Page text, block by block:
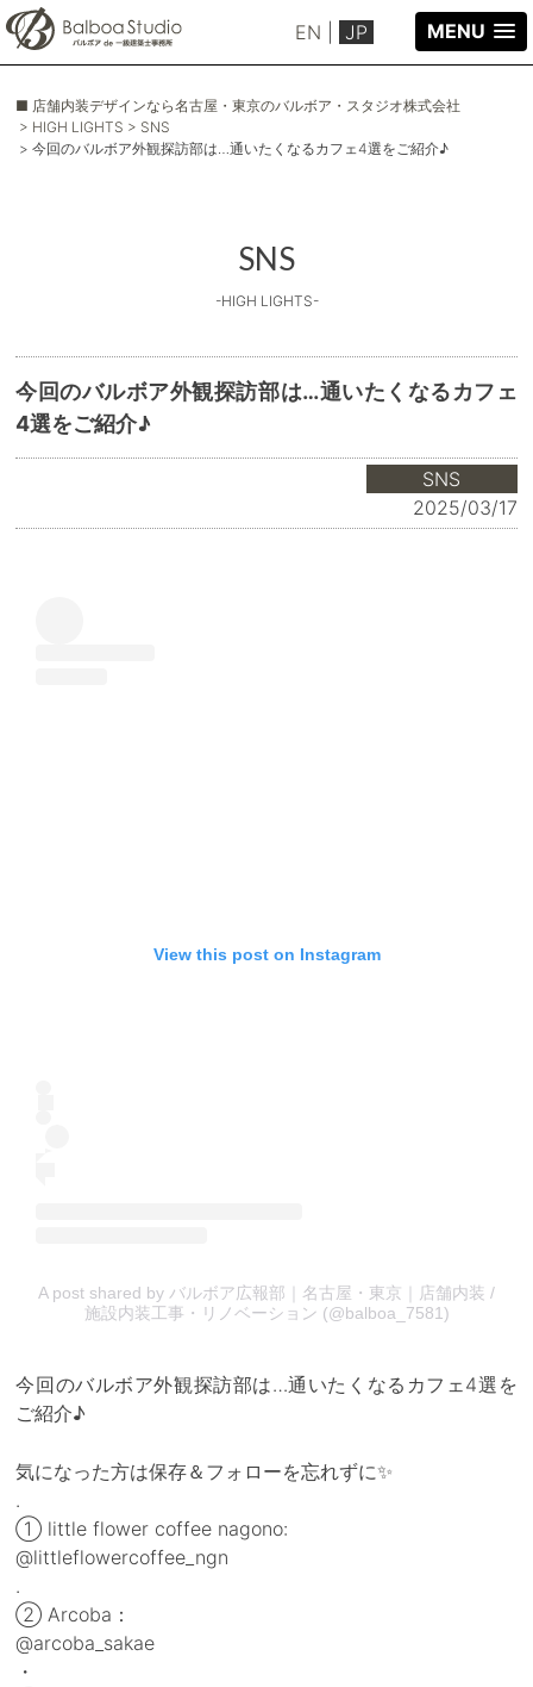
EN JP MENU
■ 店舗内装デザインなら名古屋・東京のバルボア・スタジオ株式会社
> HIGH LIGHTS > SNS
> 今回のバルボア外観探訪部は…通いたくなるカフェ4選をご紹介♪
SNS
-HIGH LIGHTS-
今回のバルボア外観探訪部は…通いたくなるカフェ
4選をご紹介♪
SNS
2025/03/17
View this post on Instagram
A post shared by バルボア広報部｜名古屋・東京｜店舗内装 /
施設内装工事・リノベーション (@balboa_7581)
今回のバルボア外観探訪部は…通いたくなるカフェ4選を
ご紹介♪
気になった方は保存＆フォローを忘れずに✨
.
① little flower coffee nagono:
@littleflowercoffee_ngn
.
② Arcoba：
@arcoba_sakae
・